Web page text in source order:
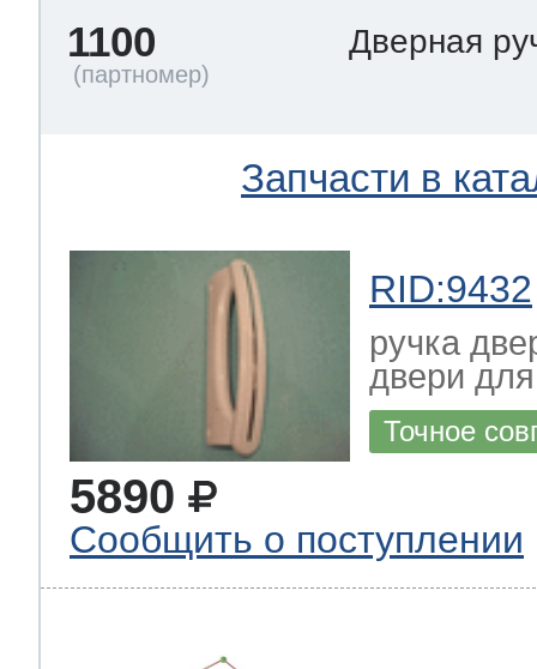
1100 Дверная
Запчасти в
RID:9432
ручка
двери
Точное
5890
Сообщить о поступлении